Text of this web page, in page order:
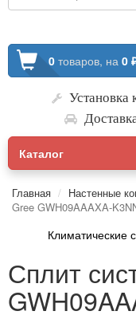
0 товаров, на 0
Установка
Каталог
Главная Настенные
Gree GWH09AAAXA-
Климатические
Сплит